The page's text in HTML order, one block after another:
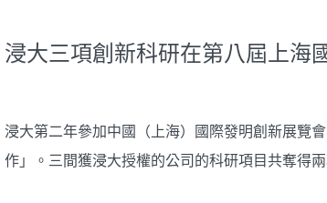
浸大三項創新科研在第八屆上海
浸大第二年參加中國（上海）國際發明創新展覽
作」。三間獲浸大授權的公司的科研項目共奪得